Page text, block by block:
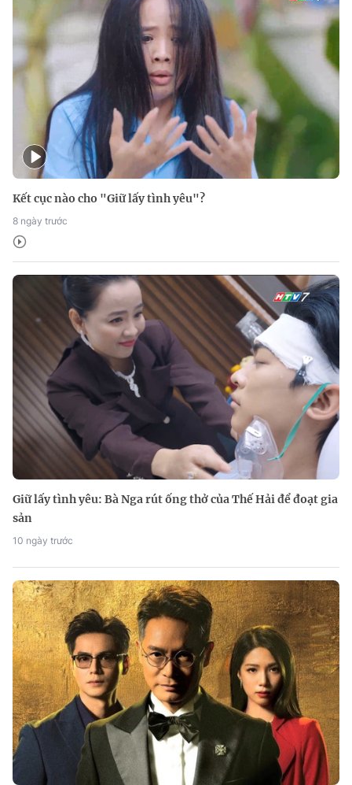
Kết cục nào cho "Giữ lấy tình yêu"?
8 ngày trước
Giữ lấy tình yêu: Bà Nga rút ống thở của Thế Hải để đoạt gia
sản
10 ngày trước